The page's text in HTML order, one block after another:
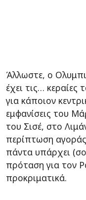
Άλλωστε, ο
έχει τις… κεραίες
για κάποιον
εμφανίσεις του
του Σισέ, στο
περίπτωση
πάντα υπάρχει
πρόταση για τον
προκριματικά.